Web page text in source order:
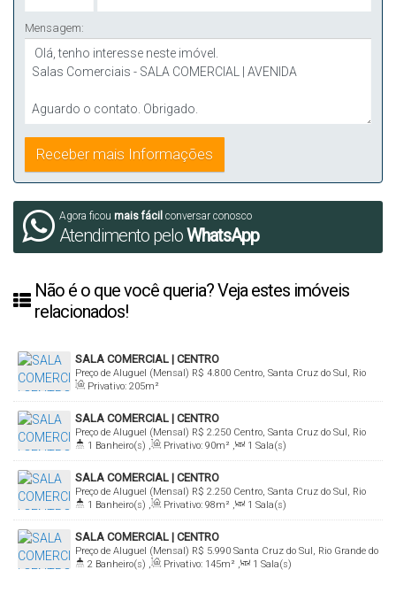
Mensagem:
Agora ficou mais fácil conversar conosco
Atendimento peloWhatsApp
Não é o que você queria? Veja estes imóveis
relacionados!
SALA COMERCIAL | CENTRO
R$ 4.800
Preço de Aluguel (Mensal)
Centro, Santa Cruz do Sul, Rio
Grande do Sul, Brasil
Privativo: 205m²
SALA COMERCIAL | CENTRO
R$ 2.250
Preço de Aluguel (Mensal)
Centro, Santa Cruz do Sul, Rio
Grande do Sul, Brasil
1 Banheiro(s) , Privativo: 90m² , 1 Sala(s)
SALA COMERCIAL | CENTRO
R$ 2.250
Preço de Aluguel (Mensal)
Centro, Santa Cruz do Sul, Rio
Grande do Sul, Brasil
1 Banheiro(s) , Privativo: 98m² , 1 Sala(s)
SALA COMERCIAL | CENTRO
R$ 5.990
Preço de Aluguel (Mensal)
Santa Cruz do Sul, Rio Grande do
Sul, Brasil
2 Banheiro(s) , Privativo: 145m² , 1 Sala(s)